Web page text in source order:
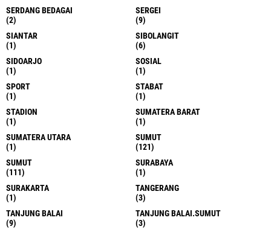
SERDANG BEDAGAI
(2)
SERGEI
(9)
SIANTAR
(1)
SIBOLANGIT
(6)
SIDOARJO
(1)
SOSIAL
(1)
SPORT
(1)
STABAT
(1)
STADION
(1)
SUMATERA BARAT
(1)
SUMATERA UTARA
(1)
SUMUT
(121)
SUMUT
(111)
SURABAYA
(1)
SURAKARTA
(1)
TANGERANG
(3)
TANJUNG BALAI
(9)
TANJUNG BALAI.SUMUT
(3)